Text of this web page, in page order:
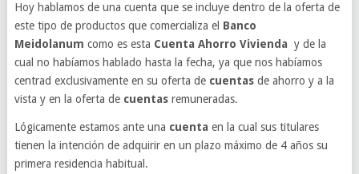
Hoy hablamos de una cuenta que se incluye dentro de la oferta de
este tipo de productos que comercializa el Banco
Meidolanum como es esta Cuenta Ahorro Vivienda y de la
cual no habíamos hablado hasta la fecha, ya que nos habíamos
centrad exclusivamente en su oferta de cuentasde ahorro y a la
vista y en la oferta de cuentasremuneradas.
Lógicamente estamos ante una cuenta en la cual sus titulares
tienen la intención de adquirir en un plazo máximo de 4 años su
primera residencia habitual.